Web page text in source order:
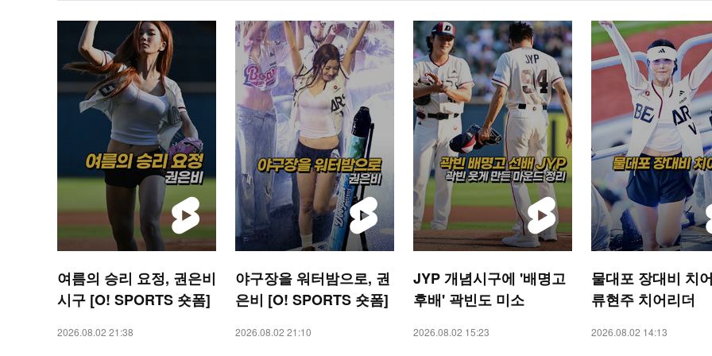
여름의 승리 요정, 권은비
시구 [O! SPORTS 숏폼]
2026.08.02 21:38
야구장을 워터밤으로, 권
은비 [O! SPORTS 숏폼]
2026.08.02 21:10
JYP 개념시구에 '배명고
후배' 곽빈도 미소
2026.08.02 15:23
물대포 장대비 치
류현주 치어리더
2026.08.02 14:13